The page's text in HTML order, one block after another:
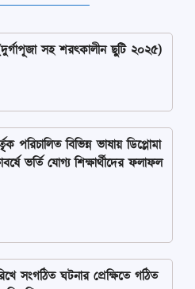
সহ শরৎকালীন ছুটি ২০২৫)
বিভিন্ন ভাষায় ডিপ্লোমা
ভর্তি যোগ্য শিক্ষার্থীদের ফলাফল
সংগঠিত ঘটনার প্রেক্ষিতে গঠিত